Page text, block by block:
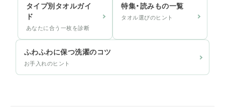
タイプ別タオルガイ
ド
あなたに合う一枚を診断
特集・読みもの一覧
タオル選びのヒント
ふわふわに保つ洗濯のコツ
お手入れのヒント